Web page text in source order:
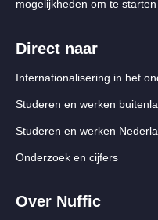
mogelijkheden om te
Direct naar
Internationalisering in het
Studeren en werken
Studeren en werken
Onderzoek en cijfers
Over Nuffic